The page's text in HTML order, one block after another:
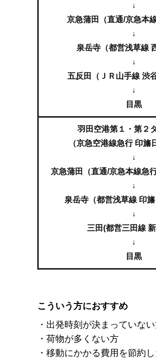
↓
京急蒲田（直通/京急本
↓
泉岳寺（都営浅草線
↓
五反田（ＪＲ山手線 渋
↓
目黒
羽田空港第１・第２
（京急空港線急行 印旛
↓
京急蒲田（直通/京急本線急
↓
泉岳寺（都営浅草線 印旛
↓
三田(都営三田線
↓
目黒
こういう方におすすめ
・出発時刻が決まっていな
・荷物が多くない方
・移動にかかる費用を節約